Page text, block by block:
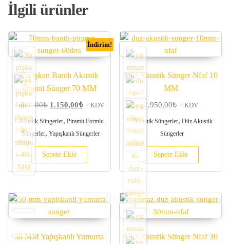
İlgili ürünler
İndirim!
Yapışkan Bantlı Akustik
Piramit Sünger 70 MM
1.500,00₺ Orijinal fiyat: 1.500,00₺.
1.150,00₺Şu andaki fiyat: 1.150,00₺.
+ KDV
Akustik Süngerler, Piramit Formlu
Süngerler, Yapışkanlı Süngerler
Sepete Ekle
Düz Akustik Sünger Nfaf 10
MM
2.950,00₺ + KDV
Akustik Süngerler, Düz Akustik
Süngerler
Sepete Ekle
50 MM Yapışkanlı Yumurta
Düz Akustik Sünger Nfaf 30